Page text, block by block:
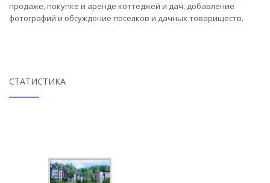
продаже, покупке и аренде коттеджей и дач, добавление
фотографий и обсуждение поселков и дачных товариществ.
СТАТИСТИКА